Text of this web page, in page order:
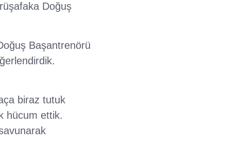
Doğuş
Başantrenörü
biraz tutuk
hücum ettik.